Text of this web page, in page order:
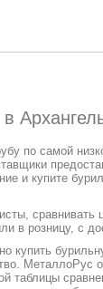
по самой
и купите
в розницу, с
купить
таблицы